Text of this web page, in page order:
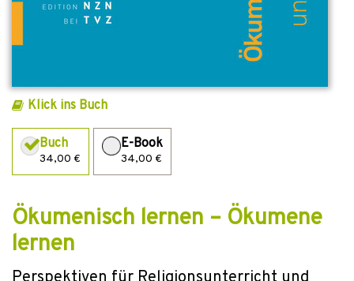
Klick ins Buch
Buch
34,00 €
E-Book
34,00 €
Ökumenisch lernen – Ökumene
lernen